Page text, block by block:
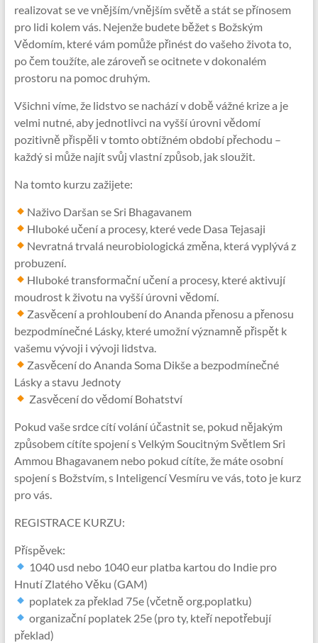
realizovat se ve vnějším/vnějším světě a stát se přínosem
pro lidi kolem vás. Nejenže budete běžet s Božským
Vědomím, které vám pomůže přinést do vašeho života to,
po čem toužíte, ale zároveň se ocitnete v dokonalém
prostoru na pomoc druhým.
Všichni víme, že lidstvo se nachází v době vážné krize a je
velmi nutné, aby jednotlivci na vyšší úrovni vědomí
pozitivně přispěli v tomto obtížném období přechodu –
každý si může najít svůj vlastní způsob, jak sloužit.
Na tomto kurzu zažijete:
Naživo Daršan se Sri Bhagavanem
Hluboké učení a procesy, které vede Dasa Tejasaji
Nevratná trvalá neurobiologická změna, která vyplývá z
probuzení.
Hluboké transformační učení a procesy, které aktivují
moudrost k životu na vyšší úrovni vědomí.
Zasvěcení a prohloubení do Ananda přenosu a přenosu
bezpodmínečné Lásky, které umožní významně přispět k
vašemu vývoji i vývoji lidstva.
Zasvěcení do Ananda Soma Dikše a bezpodmínečné
Lásky a stavu Jednoty
Zasvěcení do vědomí Bohatství
Pokud vaše srdce cítí volání účastnit se, pokud nějakým
způsobem cítíte spojení s Velkým Soucitným Světlem Sri
Ammou Bhagavanem nebo pokud cítíte, že máte osobní
spojení s Božstvím, s Inteligencí Vesmíru ve vás, toto je kurz
pro vás.
REGISTRACE KURZU:
Příspěvek:
1040 usd nebo 1040 eur platba kartou do Indie pro
Hnutí Zlatého Věku (GAM)
poplatek za překlad 75e (včetně org.poplatku)
organizační poplatek 25e (pro ty, kteří nepotřebují
překlad)